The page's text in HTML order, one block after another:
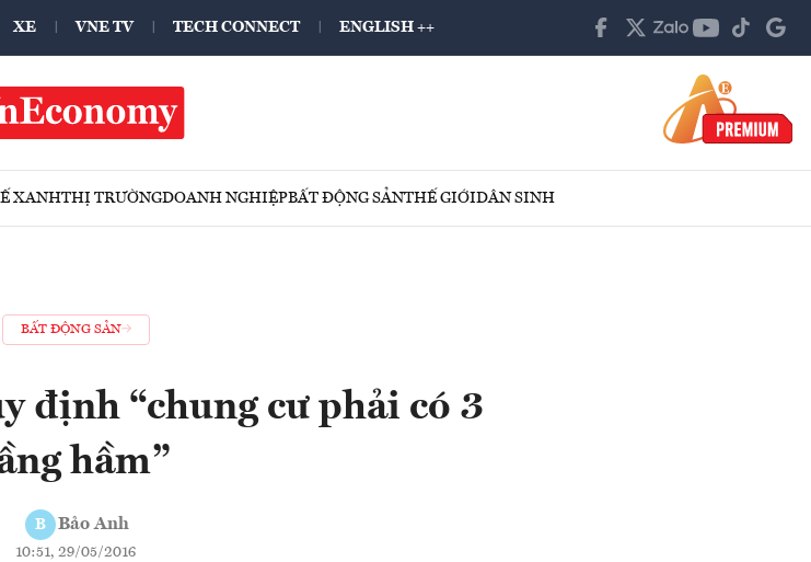
XE VNE TV TECH CONNECT ENGLISH ++
XANHTHỊ TRƯỜNGDOANH NGHIỆPBẤT ĐỘNG SẢNTHẾ GIỚIDÂN SINH
BẤT ĐỘNG SẢN
định “chung cư phải có 3
hầm”
B Bảo Anh
10:51, 29/05/2016